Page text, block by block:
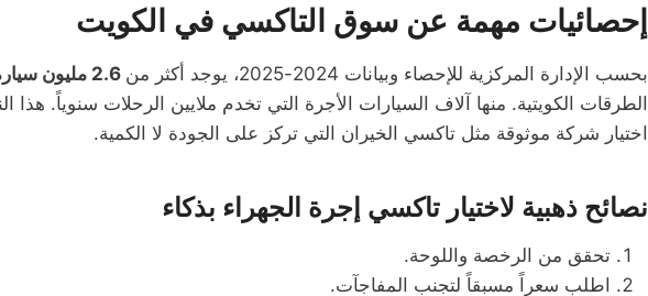
إحصائيات مهمة عن سوق التاكسي في الكويت
بحسب الإدارة المركزية للإحصاء وبيانات 2024-2025، يوجد أكثر من 2.6 مليون سيارة ودراجة نارية
الطرقات الكويتية. منها آلاف السيارات الأجرة التي تخدم ملايين الرحلات سنوياً. هذا
اختيار شركة موثوقة مثل تاكسي الخيران التي تركز على الجودة لا الكمية.
نصائح ذهبية لاختيار تاكسي إجرة الجهراء بذكاء
تحقق من الرخصة واللوحة.
اطلب سعراً مسبقاً لتجنب المفاجآت.